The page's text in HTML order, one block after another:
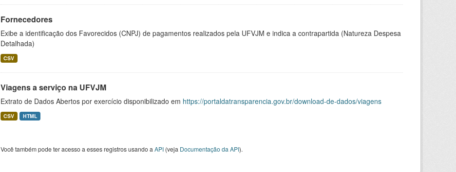
Fornecedores
Exibe a identificação dos Favorecidos (CNPJ) de pagamentos realizados pela UFVJM e indica a contrapartida (Natureza Despesa
Detalhada)
CSV
Viagens a serviço na UFVJM
Extrato de Dados Abertos por exercício disponibilizado em https://portaldatransparencia.gov.br/download-de-dados/viagens
CSV HTML
Você também pode ter acesso a esses registros usando a API(veja Documentação da API).